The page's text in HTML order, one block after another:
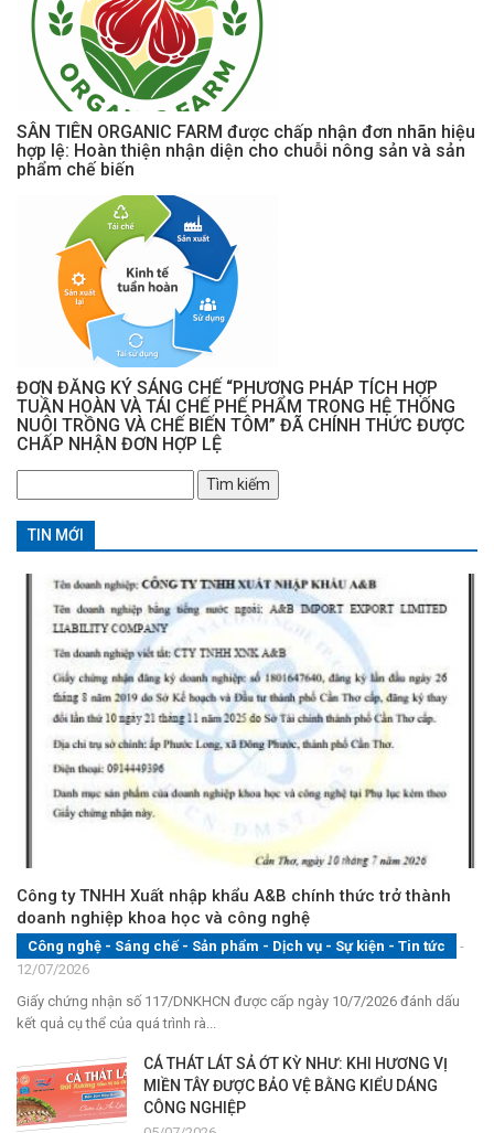
SÂN TIÊN ORGANIC FARM được chấp nhận đơn nhãn hiệu
hợp lệ: Hoàn thiện nhận diện cho chuỗi nông sản và sản
phẩm chế biến
ĐƠN ĐĂNG KÝ SÁNG CHẾ “PHƯƠNG PHÁP TÍCH HỢP
TUẦN HOÀN VÀ TÁI CHẾ PHẾ PHẨM TRONG HỆ THỐNG
NUÔI TRỒNG VÀ CHẾ BIẾN TÔM” ĐÃ CHÍNH THỨC ĐƯỢC
CHẤP NHẬN ĐƠN HỢP LỆ
kiếm
cho:
TIN MỚI
Công ty TNHH Xuất nhập khẩu A&B chính thức trở thành
doanh nghiệp khoa học và công nghệ
Công nghệ - Sáng chế - Sản phẩm - Dịch vụ - Sự kiện - Tin tức
-
12/07/2026
Giấy chứng nhận số 117/DNKHCN được cấp ngày 10/7/2026 đánh dấu
kết quả cụ thể của quá trình rà...
CÁ THÁT LÁT SẢ ỚT KỲ NHƯ: KHI HƯƠNG VỊ
MIỀN TÂY ĐƯỢC BẢO VỆ BẰNG KIỂU DÁNG
CÔNG NGHIỆP